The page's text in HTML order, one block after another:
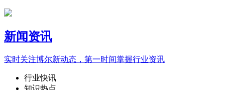
新闻资讯
实时关注博尔新动态，第一时间掌握行业资讯
行业快讯
知识热点